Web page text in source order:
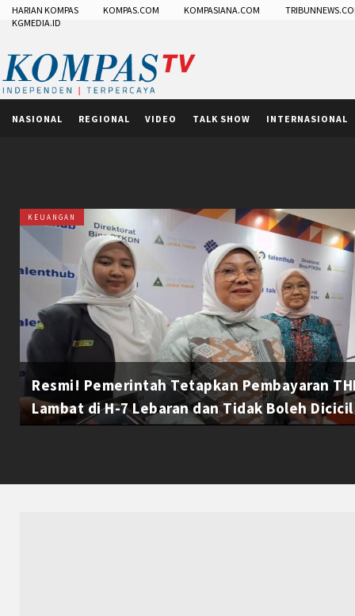
HARIAN KOMPAS KOMPAS.COM KOMPASIANA.COM
KGMEDIA.ID
NASIONAL REGIONAL VIDEO TALK SHOW INTERNASIONAL
KEUANGAN
Resmi! Pemerintah Tetapkan Pembayaran
Lambat di H-7 Lebaran dan Tidak Boleh Dicicil